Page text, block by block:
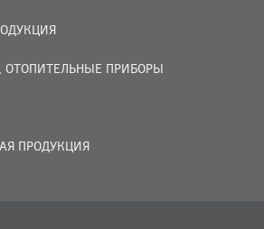
ОТОПИТЕЛЬНЫЕ ПРИБОРЫ
ПРОДУКЦИЯ